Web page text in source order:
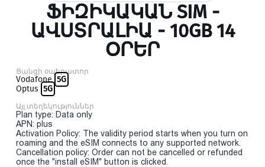
ՖԻԶԻԿԱԿԱՆ SIM -
ԱՎՍՏՐԱԼԻԱ - 10GB 14
ՕՐԵՐ
Ցանցի օպերատոր
Vodafone 5G
Optus 5G
Այլ տեղեկություններ
Plan type: Data only
APN: plus
Activation Policy: The validity period starts when you turn on
roaming and the eSIM connects to any supported network.
Cancellation policy: Order can not be cancelled or refunded
once the "install eSIM" button is clicked.